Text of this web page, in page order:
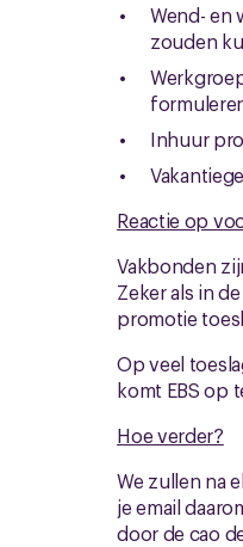
Wend- en
zouden
Inhuur
Reactie op
Vakbonden
Zeker als in
promotie
Op veel
komt EBS op
Hoe verder?
We zullen na
je email
door de cao